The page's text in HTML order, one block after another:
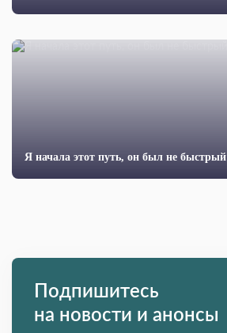
Я начала этот путь, он был не быстрый
Подпишитесь
на новости и анонсы